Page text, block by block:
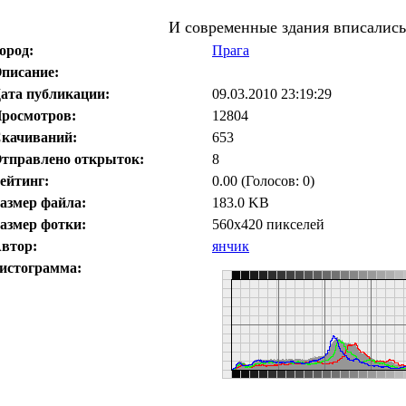
И современные здания
Прага
публикации:
09.03.2010 23:19:29
12804
653
открыток:
8
0.00 (Голосов: 0)
файла:
183.0 KB
фотки:
560x420 пикселей
янчик